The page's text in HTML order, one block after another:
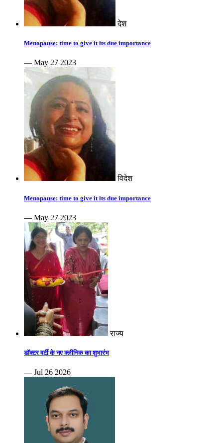
देश
Menopause: time to give it its due importance
— May 27 2023
विदेश
Menopause: time to give it its due importance
— May 27 2023
राज्य
डॉक्टर वर्टी के नए क्लीनिक का शुभारंभ
— Jul 26 2026